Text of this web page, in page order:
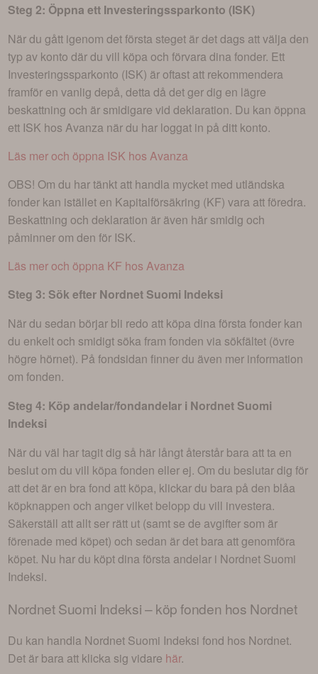
Steg 2: Öppna ett Investeringssparkonto (ISK)
När du gått igenom det första steget är det dags att välja den
typ av konto där du vill köpa och förvara dina fonder. Ett
Investeringssparkonto (ISK) är oftast att rekommendera
framför en vanlig depå, detta då det ger dig en lägre
beskattning och är smidigare vid deklaration. Du kan öppna
ett ISK hos Avanza när du har loggat in på ditt konto.
Läs mer och öppna ISK hos Avanza
OBS! Om du har tänkt att handla mycket med utländska
fonder kan istället en Kapitalförsäkring (KF) vara att föredra.
Beskattning och deklaration är även här smidig och
påminner om den för ISK.
Läs mer och öppna KF hos Avanza
Steg 3: Sök efter Nordnet Suomi Indeksi
När du sedan börjar bli redo att köpa dina första fonder kan
du enkelt och smidigt söka fram fonden via sökfältet (övre
högre hörnet). På fondsidan finner du även mer information
om fonden.
Steg 4: Köp andelar/fondandelar i Nordnet Suomi
Indeksi
När du väl har tagit dig så här långt återstår bara att ta en
beslut om du vill köpa fonden eller ej. Om du beslutar dig för
att det är en bra fond att köpa, klickar du bara på den blåa
köpknappen och anger vilket belopp du vill investera.
Säkerställ att allt ser rätt ut (samt se de avgifter som är
förenade med köpet) och sedan är det bara att genomföra
köpet. Nu har du köpt dina första andelar i Nordnet Suomi
Indeksi.
Nordnet Suomi Indeksi– köp fonden hos Nordnet
Du kan handla Nordnet Suomi Indeksi fond hos Nordnet.
Det är bara att klicka sig vidare här.